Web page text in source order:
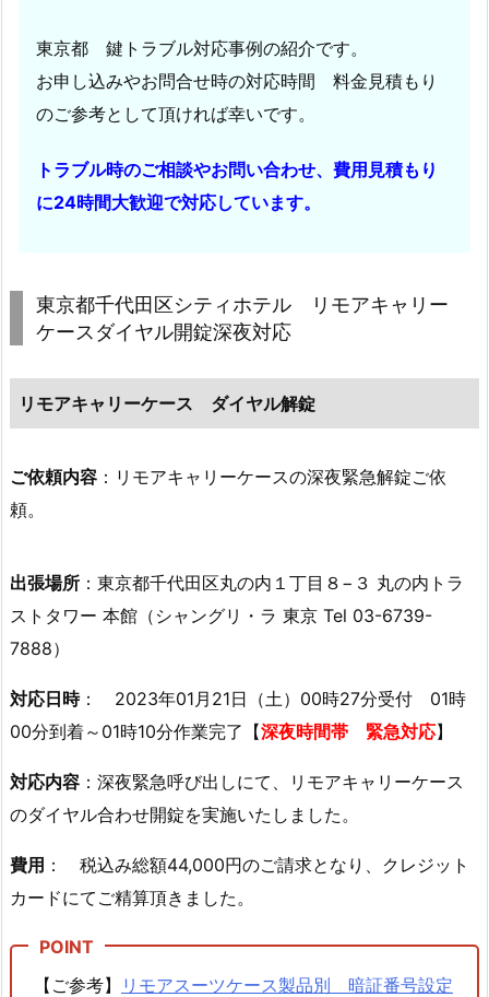
板
区
戸
て
玄
側
か
鍵
が
か
5.
5.
都
練
区
羽
マ
ン
ョ
ン
東京都 鍵トラブル対応事例の紹介です。
お申し込みやお問合せ時の対応時間 料金見積もり
のご参考として頂ければ幸いです。
トラブル時のご相談やお問い合わせ、費用見積もり
に24時間大歓迎で対応しています。
東京都千代田区シティホテル リモアキャリー
ケースダイヤル開錠深夜対応
リモアキャリーケース ダイヤル解錠
ご依頼内容 ：リモアキャリーケースの深夜緊急解錠ご依
頼。
出張場所 ：東京都千代田区丸の内１丁目８−３ 丸の内トラ
ストタワー 本館（シャングリ・ラ 東京 Tel 03-6739-
7888）
対応日時： 2023年01月21日（土）00時27分受付 01時
00分到着～01時10分作業完了【深夜時間帯 緊急対応】
対応内容 ：深夜緊急呼び出しにて、リモアキャリーケース
のダイヤル合わせ開錠を実施いたしました。
費用 ： 税込み総額44,000円のご請求となり、クレジット
カードにてご精算頂きました。
【ご参考】
リモアスーツケース製品別 暗証番号設定